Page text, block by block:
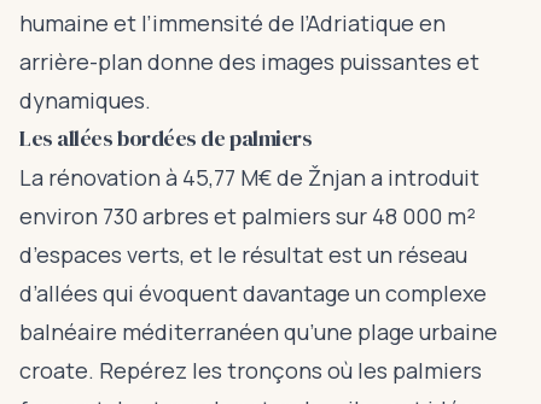
humaine et l’immensité de l’Adriatique en
arrière-plan donne des images puissantes et
dynamiques.
Les allées bordées de palmiers
La rénovation à 45,77 M€ de Žnjan a introduit
environ 730 arbres et palmiers sur 48 000 m²
d’espaces verts, et le résultat est un réseau
d’allées qui évoquent davantage un complexe
balnéaire méditerranéen qu’une plage urbaine
croate. Repérez les tronçons où les palmiers